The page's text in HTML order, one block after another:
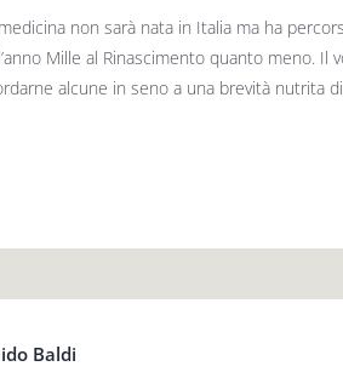
non sarà nata in Italia ma ha
Mille al Rinascimento quanto meno.
alcune in seno a una brevità nutrita
Baldi